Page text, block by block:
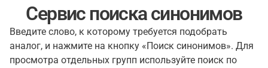
Сервис поиска синонимов
Введите слово, к которому требуется подобрать
аналог, и нажмите на кнопку «Поиск синонимов». Для
просмотра отдельных групп используйте поиск по